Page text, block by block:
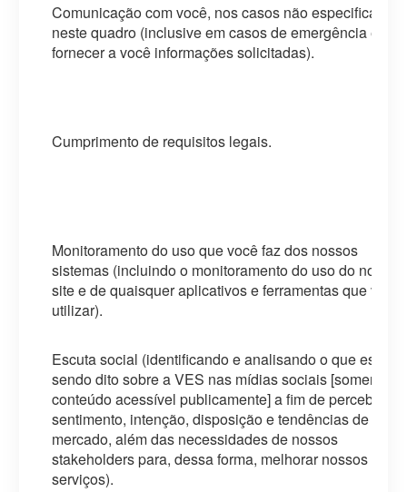
Comunicação com você, nos casos não especificados
neste quadro (inclusive em casos de emergência e
fornecer a você informações solicitadas).
Cumprimento de requisitos legais.
Monitoramento do uso que você faz dos nossos
sistemas (incluindo o monitoramento do uso do nosso
site e de quaisquer aplicativos e ferramentas que você
utilizar).
Escuta social (identificando e analisando o que está
sendo dito sobre a VES nas mídias sociais [somente
conteúdo acessível publicamente] a fim de perceber
sentimento, intenção, disposição e tendências de
mercado, além das necessidades de nossos
stakeholders para, dessa forma, melhorar nossos
serviços).